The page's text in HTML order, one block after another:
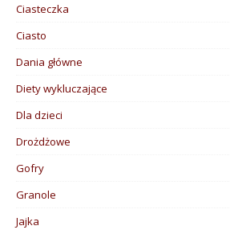
Ciasteczka
Ciasto
Dania główne
Diety wykluczające
Dla dzieci
Drożdżowe
Gofry
Granole
Jajka